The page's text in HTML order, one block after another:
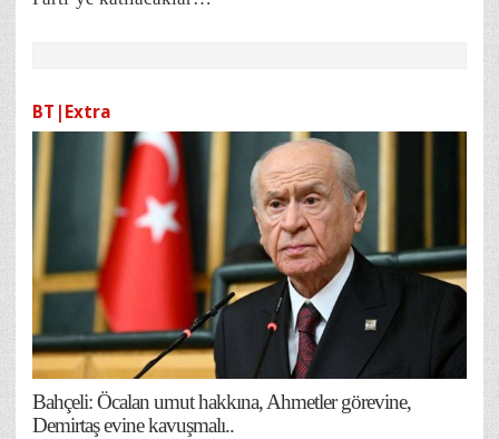
BT|Extra
Bahçeli: Öcalan umut hakkına, Ahmetler görevine,
Demirtaş evine kavuşmalı..